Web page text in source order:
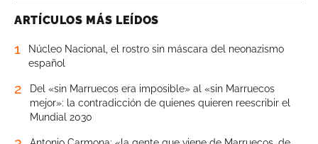
ARTÍCULOS MÁS LEÍDOS
1
Núcleo Nacional, el rostro sin máscara del neonazismo
español
2
Del «sin Marruecos era imposible» al «sin Marruecos
mejor»: la contradicción de quienes quieren reescribir el
Mundial 2030